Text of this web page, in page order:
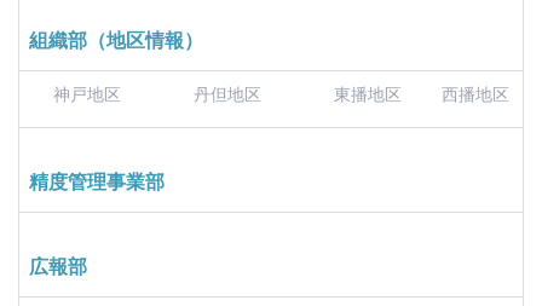
組織部（地区情報）
神戸地区 丹但地区 東播地区 西播地区
精度管理事業部
広報部